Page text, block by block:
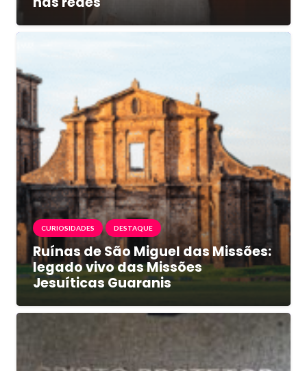
CURIOSIDADES DESTAQUE
Ruínas de São Miguel das Missões:
legado vivo das Missões
Jesuíticas Guaranis